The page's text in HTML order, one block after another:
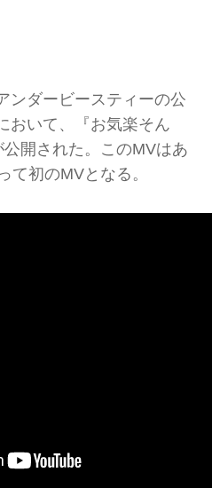
ンダービースティーの公
おいて、『お気楽そん
開された。このMVはあ
て初のMVとなる。